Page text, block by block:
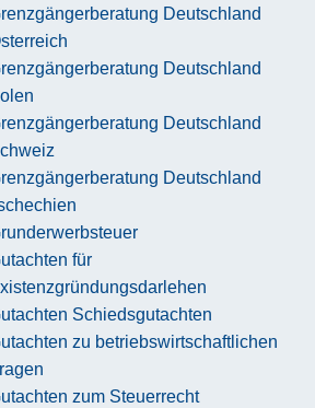
Deutschland
Deutschland
Deutschland
Deutschland
für
Schiedsgutachten
zu betriebswirtschaftlichen
zum Steuerrecht